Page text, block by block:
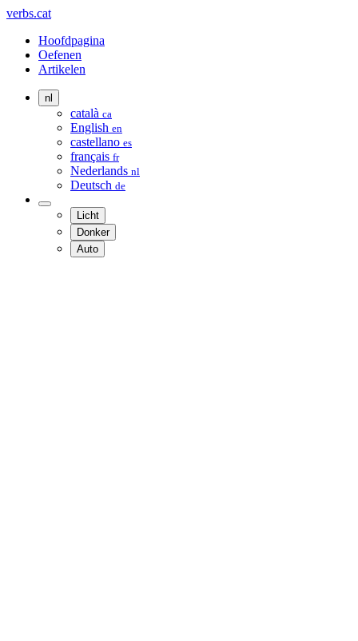
verbs.cat
Hoofdpagina
Oefenen
Artikelen
nl
català ca
English en
castellano es
français fr
Nederlands nl
Deutsch de
Licht
Donker
Auto